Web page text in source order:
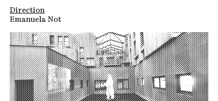
Direction
Emanuela Not